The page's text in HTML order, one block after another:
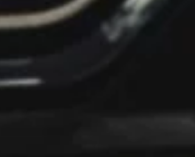
BMW
Relaunch 2026